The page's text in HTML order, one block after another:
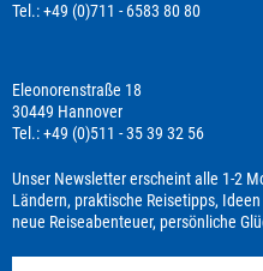
Tel.: +49 (0)711 - 6583 80 80
Eleonorenstraße 18
30449 Hannover
Tel.: +49 (0)511 - 35 39 32 56
Unser Newsletter erscheint alle 1-2
Ländern, praktische Reisetipps,
neue Reiseabenteuer, persönliche